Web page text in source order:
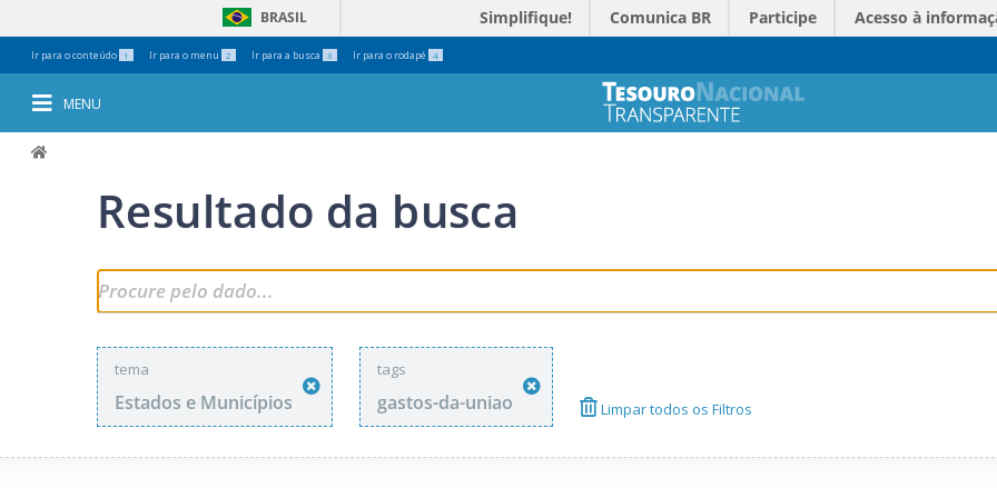
Ir para o conteúdo 1 Ir para o menu 2 Ir para a busca 3 Ir para o rodapé 4
BRASIL Simplifique! Comunica BR Participe Acesso à
MENU
Resultado da busca
tema
Estados e Municípios
tags
gastos-da-uniao Limpar todos os Filtros